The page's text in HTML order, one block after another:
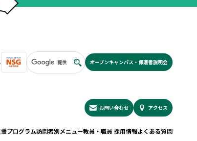
オープンキャンパス・保護者説明会
お問い合わせ アクセス
プログラム訪問者別メニュー教員・職員 採用情報よくある質問